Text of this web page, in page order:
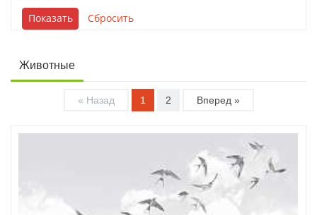
Животные
« Назад 1 2 Вперед »